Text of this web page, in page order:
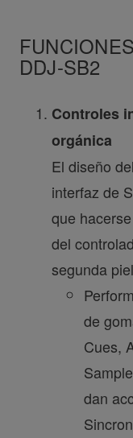
DDJ-SB2
Controles
orgánica
El diseño
interfaz de
que
del
segunda
de
Cues,
dan